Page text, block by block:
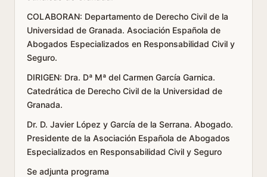
COLABORAN: Departamento de Derecho Civil de la
Universidad de Granada. Asociación Española de
Abogados Especializados en Responsabilidad Civil y
Seguro.
DIRIGEN: Dra. Dª Mª del Carmen García Garnica.
Catedrática de Derecho Civil de la Universidad de
Granada.
Dr. D. Javier López y García de la Serrana. Abogado.
Presidente de la Asociación Española de Abogados
Especializados en Responsabilidad Civil y Seguro
Se adjunta programa